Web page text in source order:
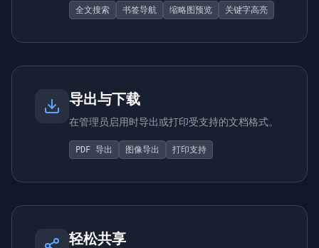
全文搜索 书签导航 缩略图预览 关键字高亮
导出与下载
在管理员启用时导出或打印受支持的文档格式。
PDF 导出 图像导出 打印支持
轻松共享